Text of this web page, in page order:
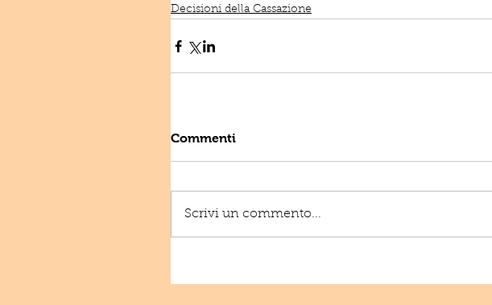
Decisioni della Cassazione
Commenti
Scrivi un commento...